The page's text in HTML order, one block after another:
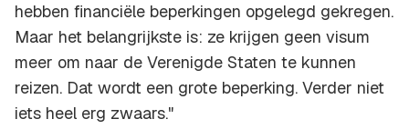
hebben financiële beperkingen opgelegd gekregen.
Maar het belangrijkste is: ze krijgen geen visum
meer om naar de Verenigde Staten te kunnen
reizen. Dat wordt een grote beperking. Verder niet
iets heel erg zwaars."